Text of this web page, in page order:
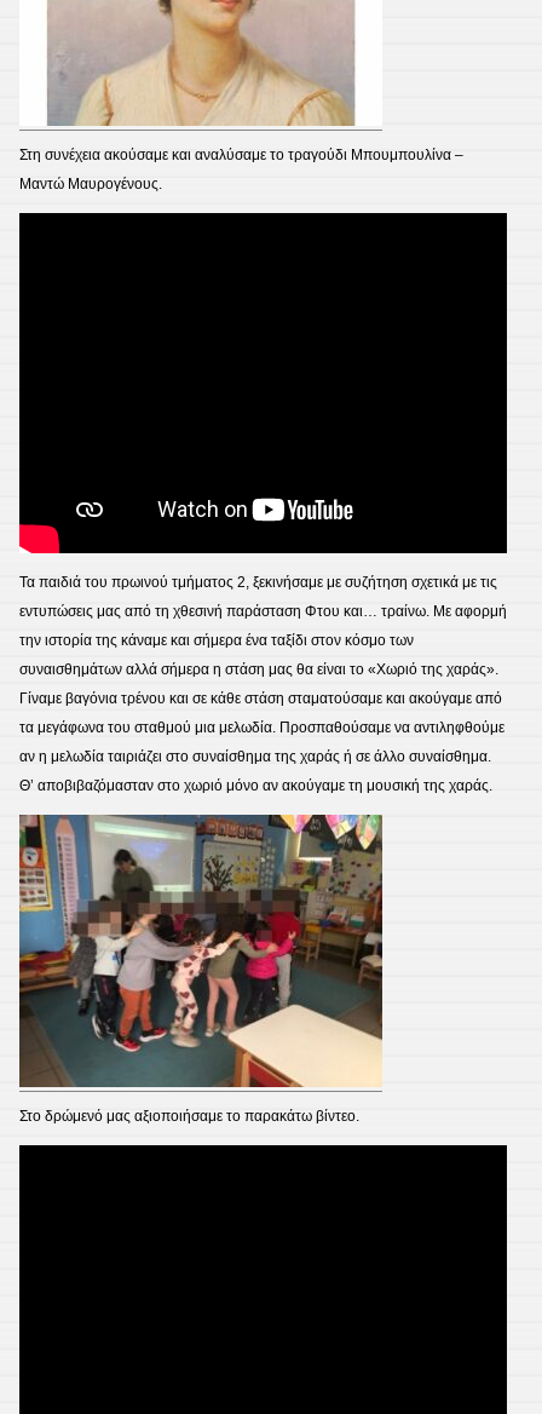
Στη συνέχεια ακούσαμε και αναλύσαμε το τραγούδι Μπουμπουλίνα –
Μαντώ Μαυρογένους.
Τα παιδιά του πρωινού τμήματος 2, ξεκινήσαμε με συζήτηση σχετικά με τις
εντυπώσεις μας από τη χθεσινή παράσταση Φτου και… τραίνω. Με αφορμή
την ιστορία της κάναμε και σήμερα ένα ταξίδι στον κόσμο των
συναισθημάτων αλλά σήμερα η στάση μας θα είναι το «Χωριό της χαράς».
Γίναμε βαγόνια τρένου και σε κάθε στάση σταματούσαμε και ακούγαμε από
τα μεγάφωνα του σταθμού μια μελωδία. Προσπαθούσαμε να αντιληφθούμε
αν η μελωδία ταιριάζει στο συναίσθημα της χαράς ή σε άλλο συναίσθημα.
Θ’ αποβιβαζόμασταν στο χωριό μόνο αν ακούγαμε τη μουσική της χαράς.
Στο δρώμενό μας αξιοποιήσαμε το παρακάτω βίντεο.